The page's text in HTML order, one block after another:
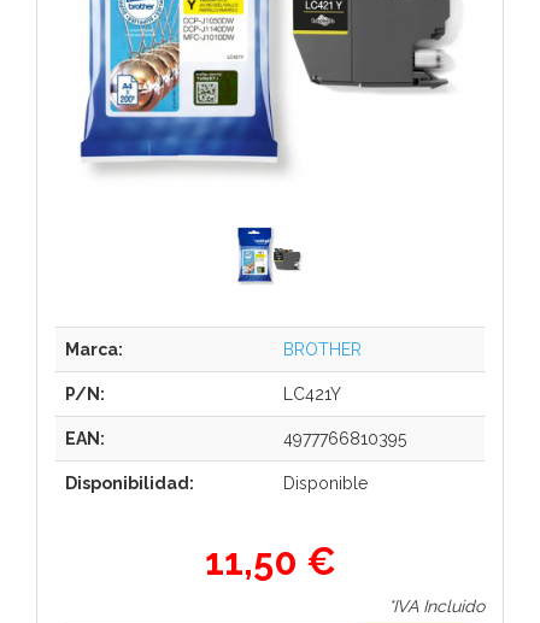
Marca: BROTHER
P/N: LC421Y
EAN: 4977766810395
Disponibilidad: Disponible
11,50 €
*IVA Incluido